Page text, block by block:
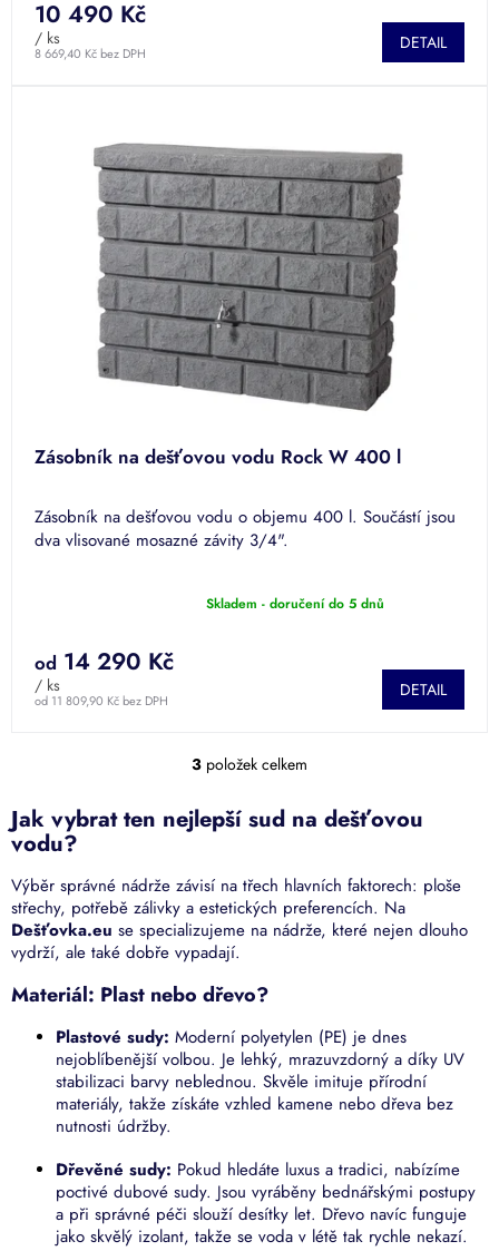
8 669,40 Kč bez DPH
10 490 Kč
/ ks DETAIL
Zásobník na dešťovou vodu Rock W 400 l
Zásobník na dešťovou vodu o objemu 400 l. Součástí jsou
dva vlisované mosazné závity 3/4".
produktu
je
4,3
z
Skladem - doručení do 5 dnů
od 11 809,90 Kč bez DPH
od 14 290 Kč
/ ks DETAIL
O
l
á
a
c
í
p
v
k
v
ý
p
i
3 položek celkem
Jak vybrat ten nejlepší sud na dešťovou
vodu?
Výběr správné nádrže závisí na třech hlavních faktorech: ploše
střechy, potřebě zálivky a estetických preferencích. Na
Dešťovka.eu se specializujeme na nádrže, které nejen dlouho
vydrží, ale také dobře vypadají.
Materiál: Plast nebo dřevo?
Plastové sudy: Moderní polyetylen (PE) je dnes
nejoblíbenější volbou. Je lehký, mrazuvzdorný a díky UV
stabilizaci barvy neblednou. Skvěle imituje přírodní
materiály, takže získáte vzhled kamene nebo dřeva bez
nutnosti údržby.
Dřevěné sudy: Pokud hledáte luxus a tradici, nabízíme
poctivé dubové sudy. Jsou vyráběny bednářskými postupy
a při správné péči slouží desítky let. Dřevo navíc funguje
jako skvělý izolant, takže se voda v létě tak rychle nekazí.